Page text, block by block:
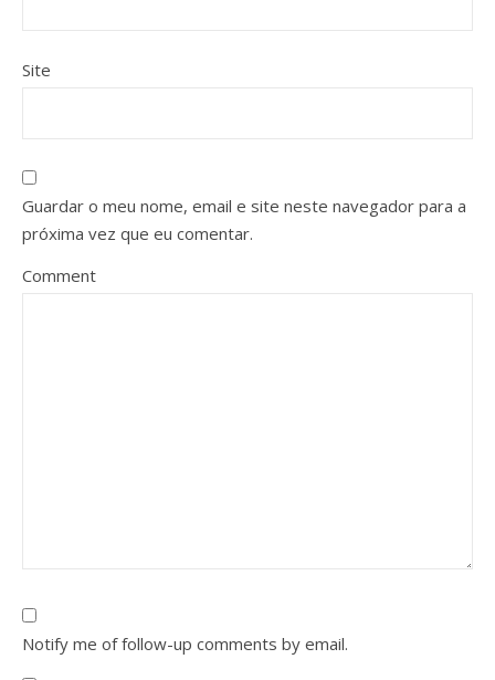
Site
Guardar o meu nome, email e site neste navegador para a
próxima vez que eu comentar.
Comment
Notify me of follow-up comments by email.